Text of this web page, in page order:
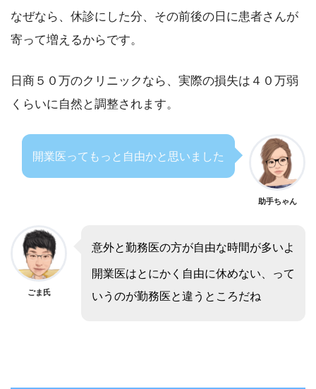
なぜなら、休診にした分、その前後の日に患者さんが
寄って増えるからです。
日商５０万のクリニックなら、実際の損失は４０万弱
くらいに自然と調整されます。
開業医ってもっと自由かと思いました
助手ちゃん
ごま氏
意外と勤務医の方が自由な時間が多いよ
開業医はとにかく自由に休めない、って
いうのが勤務医と違うところだね